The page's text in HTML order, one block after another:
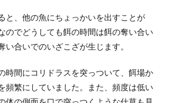
と、他の魚にちょっかいを出すことが
のでどうしても餌の時間は餌の奪い合い
い合いでのいざこざが生じます。
時間にコリドラスを突っついて、餌場か
頻繁にしていました。また、頻度は低い